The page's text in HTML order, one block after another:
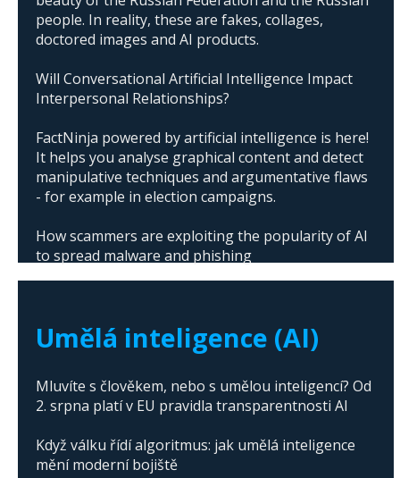
people. In reality, these are fakes, collages,
doctored images and AI products.
Will Conversational Artificial Intelligence Impact
Interpersonal Relationships?
FactNinja powered by artificial intelligence is here!
It helps you analyse graphical content and detect
manipulative techniques and argumentative flaws
- for example in election campaigns.
How scammers are exploiting the popularity of AI
to spread malware and phishing
Umělá inteligence (AI)
Mluvíte s člověkem, nebo s umělou inteligencí? Od
2. srpna platí v EU pravidla transparentnosti AI
Když válku řídí algoritmus: jak umělá inteligence
mění moderní bojiště